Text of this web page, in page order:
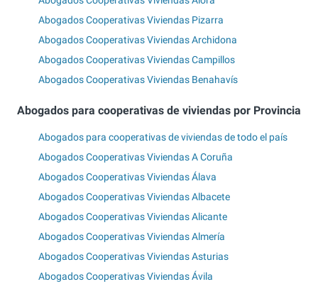
Abogados Cooperativas Viviendas Pizarra
Abogados Cooperativas Viviendas Archidona
Abogados Cooperativas Viviendas Campillos
Abogados Cooperativas Viviendas Benahavís
Abogados para cooperativas de viviendas por Provincia
Abogados para cooperativas de viviendas de todo el país
Abogados Cooperativas Viviendas A Coruña
Abogados Cooperativas Viviendas Álava
Abogados Cooperativas Viviendas Albacete
Abogados Cooperativas Viviendas Alicante
Abogados Cooperativas Viviendas Almería
Abogados Cooperativas Viviendas Asturias
Abogados Cooperativas Viviendas Ávila